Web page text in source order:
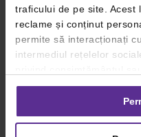
traficului de pe site. Acest
reclame și conținut
permite să interacționați
intermediul rețelelor
consimțământul oricând,
setările dvs. de cookie-uri.